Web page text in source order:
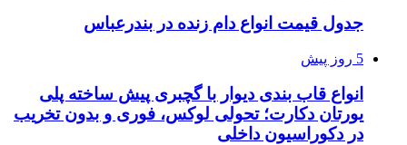
جدول قیمت انواع دام زنده در بندرعباس
5 روز پیش
انواع قاب بندی دیوار با گچبری پیش ساخته پلی
یورتان دکارت؛ تحولی لوکس، فوری و بدون تخریب
در دکوراسیون داخلی